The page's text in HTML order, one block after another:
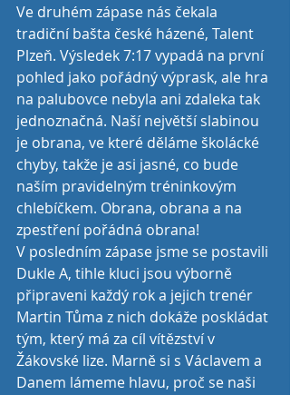
Ve druhém zápase nás čekala
tradiční bašta české házené, Talent
Plzeň. Výsledek 7:17 vypadá na první
pohled jako pořádný výprask, ale hra
na palubovce nebyla ani zdaleka tak
jednoznačná. Naší největší slabinou
je obrana, ve které děláme školácké
chyby, takže je asi jasné, co bude
naším pravidelným tréninkovým
chlebíčkem. Obrana, obrana a na
zpestření pořádná obrana!
V posledním zápase jsme se postavili
Dukle A, tihle kluci jsou výborně
připraveni každý rok a jejich trenér
Martin Tůma z nich dokáže poskládat
tým, který má za cíl vítězství v
Žákovské lize. Marně si s Václavem a
Danem lámeme hlavu, proč se naši